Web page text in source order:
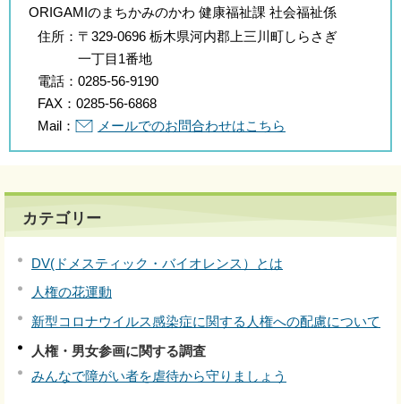
ORIGAMIのまちかみのかわ 健康福祉課 社会福祉係
住所： 〒329-0696 栃木県河内郡上三川町しらさぎ
一丁目1番地
電話： 0285-56-9190
FAX： 0285-56-6868
Mail：
メールでのお問合わせはこちら
カテゴリー
DV(ドメスティック・バイオレンス）とは
人権の花運動
新型コロナウイルス感染症に関する人権への配慮について
人権・男女参画に関する調査
みんなで障がい者を虐待から守りましょう